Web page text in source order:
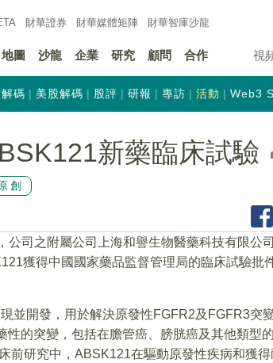
財華證券 財華媒體矩陣 財華智庫沙龍
地圖 沙龍 企業 研究 顧問 合作 視
碼 美股解碼 股評 研報 專訪 活動 Web3
新藥臨床試驗
創
公司之附屬公司上海和譽生物醫藥科技有限公
獲得中國國家藥品監督管理局的臨床試驗批
並開發，用於解決原發性FGFR2及FGFR3突
的突變，包括在膽管癌、膀胱癌及其他類型
前研究中，ABSK121在驅動原發性疾病和獲